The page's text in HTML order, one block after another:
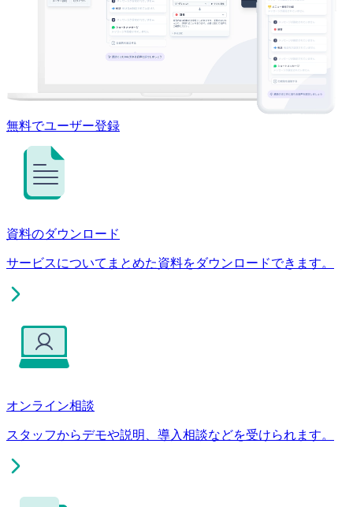
無料でユーザー登録
資料のダウンロード
サービスについてまとめた資料をダウンロードできます。
オンライン相談
スタッフからデモや説明、導入相談などを受けられます。